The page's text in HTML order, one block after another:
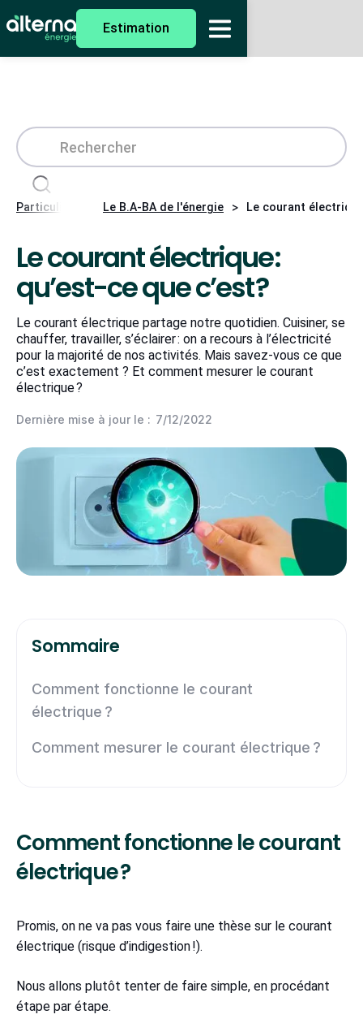
Estimation
Particuliers Le B.A-BA de l'énergie > Le courant électrique
Le courant électrique :
qu’est-ce que c’est ?
Le courant électrique partage notre quotidien. Cuisiner, se
chauffer, travailler, s’éclairer : on a recours à l’électricité
pour la majorité de nos activités. Mais savez-vous ce que
c’est exactement ? Et comment mesurer le courant
électrique ?
Dernière mise à jour le : 7/12/2022
Sommaire
Comment fonctionne le courant
électrique ?
Comment mesurer le courant électrique ?
Comment fonctionne le courant
électrique ?
Promis, on ne va pas vous faire une thèse sur le courant
électrique (risque d’indigestion !).
Nous allons plutôt tenter de faire simple, en procédant
étape par étape.